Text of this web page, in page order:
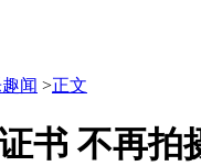
闻 >正文
书 不再拍